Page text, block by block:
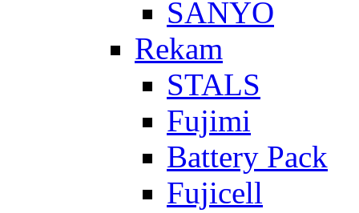
SANYO
Rekam
STALS
Fujimi
Battery Pack
Fujicell